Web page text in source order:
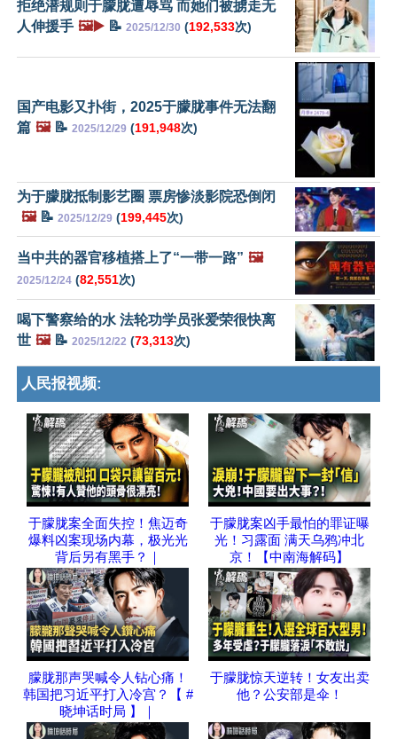
拒绝潜规则于朦胧遭辱骂 而她们被掳走无
人伸援手 🖼️▶️ 📝 2025/12/30 (192,533次)
国产电影又扑街，2025于朦胧事件无法翻
篇 🖼️📝 2025/12/29 (191,948次)
为于朦胧抵制影艺圈 票房惨淡影院恐倒闭
🖼️📝 2025/12/29 (199,445次)
当中共的器官移植搭上了“一带一路” 🖼️
2025/12/24 (82,551次)
喝下警察给的水 法轮功学员张爱荣很快离
世 🖼️📝 2025/12/22 (73,313次)
人民报视频:
于朦胧案全面失控！焦迈奇
爆料凶案现场内幕，极光光
背后另有黑手？｜
于朦胧案凶手最怕的罪证曝
光！习露面 满天乌鸦冲北
京！【中南海解码】
朦胧那声哭喊令人钻心痛！
韩国把习近平打入冷宫？【 #
晓坤话时局 】｜
于朦胧惊天逆转！女友出卖
他？公安部是伞！